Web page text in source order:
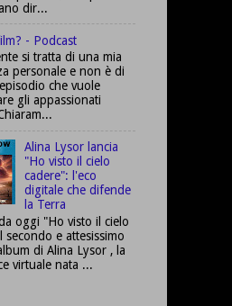
dir...
- Podcast
si tratta di una mia
personale e non è di
che vuole
gli appassionati
Alina Lysor lancia
"Ho visto il cielo
cadere": l'eco
digitale che difende
la Terra
oggi "Ho visto il cielo
secondo e attesissimo
di Alina Lysor , la
virtuale nata ...